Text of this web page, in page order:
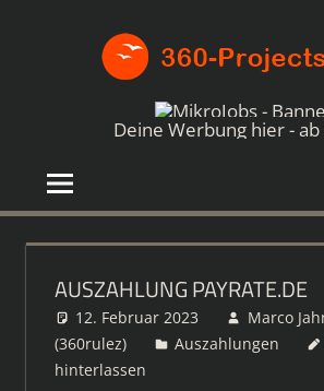
Seiten
im
Netz
Deine Werbung hier - ab
AUSZAHLUNG PAYRATE.DE
12. Februar 2023
Marco
(360rulez)
Auszahlungen
hinterlassen